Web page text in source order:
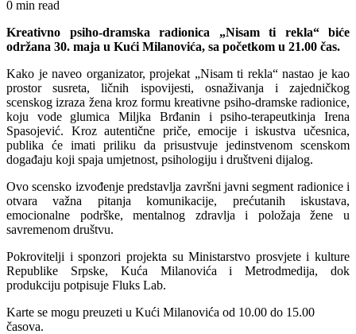
0 min read
Kreativno psiho-dramska radionica „Nisam ti rekla“ biće
održana 30. maja u Kući Milanovića, sa početkom u 21.00 čas.
Kako je naveo organizator, projekat „Nisam ti rekla“ nastao je kao
prostor susreta, ličnih ispovijesti, osnaživanja i zajedničkog
scenskog izraza žena kroz formu kreativne psiho-dramske radionice,
koju vode glumica Miljka Brđanin i psiho-terapeutkinja Irena
Spasojević. Kroz autentične priče, emocije i iskustva učesnica,
publika će imati priliku da prisustvuje jedinstvenom scenskom
događaju koji spaja umjetnost, psihologiju i društveni dijalog.
Ovo scensko izvođenje predstavlja završni javni segment radionice i
otvara važna pitanja komunikacije, prećutanih iskustava,
emocionalne podrške, mentalnog zdravlja i položaja žene u
savremenom društvu.
Pokrovitelji i sponzori projekta su Ministarstvo prosvjete i kulture
Republike Srpske, Kuća Milanovića i Metrodmedija, dok
produkciju potpisuje Fluks Lab.
Karte se mogu preuzeti u Kući Milanovića od 10.00 do 15.00
časova.